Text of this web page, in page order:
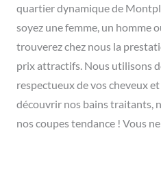
quartier dynamique de
soyez une femme, un homme
trouverez chez nous la
prix attractifs. Nous utilisons
respectueux de vos cheveux
découvrir nos bains traitants,
nos coupes tendance ! Vous